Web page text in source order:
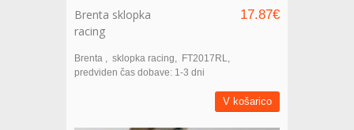
Brenta sklopka
racing
17.87€
Brenta sklopka racing
FT2017RL
predviden čas dobave: 1-3 dni
V košarico